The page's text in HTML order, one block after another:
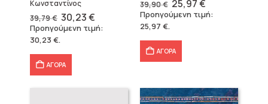
Κωνσταντίνος
39,79€ Original
price
was:
39,79 €.
30,23€Η
τρέχουσα
τιμή
Προηγούμενη τιμή:
30,23€.
ΑΓΟΡΑ
39,90€ Original
price
was:
25,97€Η
τρέχουσα
τιμή
Προηγούμενη τιμή:
25,97 €.
ΑΓΟΡΑ